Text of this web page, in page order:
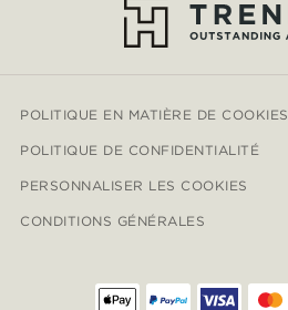
POLITIQUE EN MATIÈRE DE COOKIES
POLITIQUE DE CONFIDENTIALITÉ
PERSONNALISER LES COOKIES
CONDITIONS GÉNÉRALES